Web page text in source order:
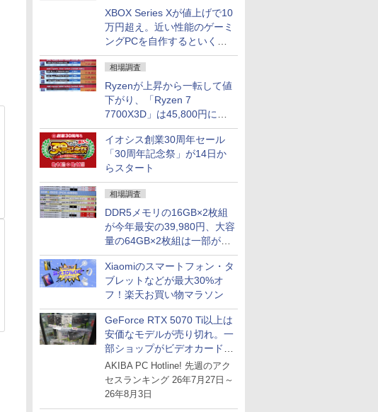
XBOX Series Xが値上げで10
万円超え。近い性能のゲーミ
ングPCを自作するといくら
になる？
相場調査
Ryzenが上昇から一転して値
下がり、「Ryzen 7
7700X3D」は45,800円に急
落し「Ryzen 7 7800X3D」
との価格逆転解消 [8月前半の
CPU価格]
イオシス創業30周年セール
「30周年記念祭」が14日か
らスタート
相場調査
DDR5メモリの16GB×2枚組
が今年最安の39,980円、大容
量の64GB×2枚組は一部が続
騰 [8月前半のメモリ価格]
Xiaomiのスマートフォン・タ
ブレットなどが最大30%オ
フ！楽天お買い物マラソン
GeForce RTX 5070 Ti以上は
安価なモデルが売り切れ。一
部ショップがビデオカードの
購入制限を実施したニュース
が注目を集める
AKIBA PC Hotline! 先週のアク
セスランキング 26年7月27日～
26年8月3日